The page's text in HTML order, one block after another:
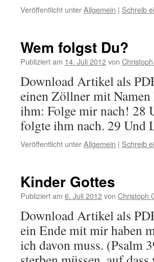
Veröffentlicht unterAllgemein | Schreib
Wem folgst Du?
Publiziert am 14. Juli 2012von
Download Artikel als
einen Zöllner mit
ihm: Folge mir nach! 28
folgte ihm nach. 29
Veröffentlicht unterAllgemein | Schreib
Kinder Gottes
Publiziert am 6. Juli 2012von Christoph
Download Artikel als
ein Ende mit mir haben
ich davon muss. (Psalm